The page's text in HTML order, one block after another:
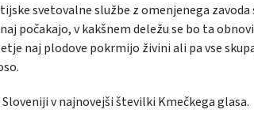
svetovalne službe z omenjenega
počakajo, v kakšnem deležu se bo ta
naj plodove pokrmijo živini ali pa vse
v najnovejši številki Kmečkega glasa.